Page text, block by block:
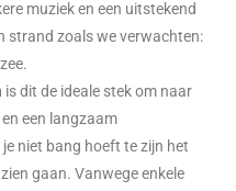
muziek en een uitstekend
strand zoals we verwachten:
is dit de ideale stek om naar
een langzaam
niet bang hoeft te zijn het
gaan. Vanwege enkele